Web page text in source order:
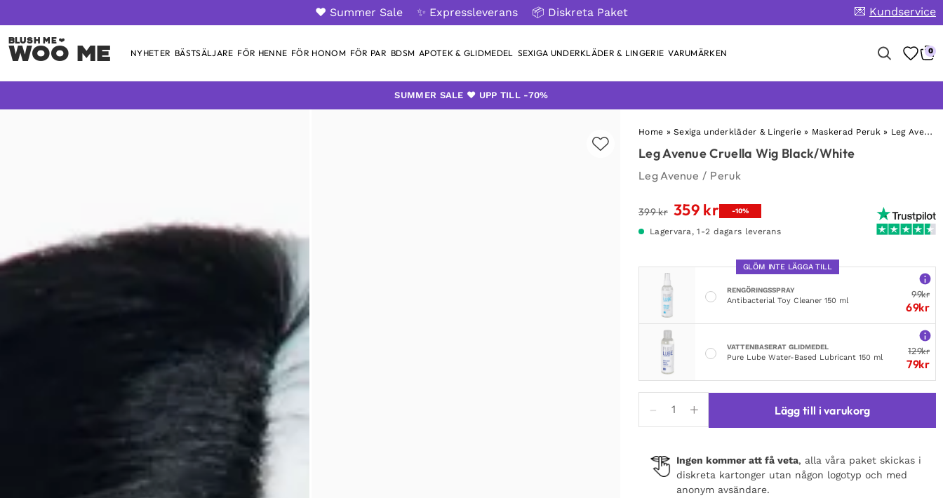
❤️ Summer Sale ✨ Expressleverans 📦 Diskreta Paket 💌 Kundservice
Woo Me NYHETER BÄSTSÄLJARE FÖR HENNE FÖR HONOM FÖR PAR BDSM APOTEK & GLIDMEDEL SEXIGA UNDERKLÄDER & LINGERIE VARUMÄRKEN 0
SUMMER SALE ❤️ UPP TILL -70%
Home »Sexiga underkläder & Lingerie» Maskerad Peruk» Leg Avenue Cruella Wig Black/White
Leg Avenue Cruella Wig Black/White
Leg Avenue / Peruk
399kr Det
399 kr.
359 krDet
priset
359 kr.
-10%
Lagervara, 1-2 dagars leverans
GLÖM INTE LÄGGA TILL
RENGÖRINGSSPRAY
Antibacterial Toy Cleaner 150 ml
99kr
69kr
VATTENBASERAT GLIDMEDEL
Pure Lube Water-Based Lubricant 150 ml
129kr
79kr
Avenue
Black/White
Lägg till i varukorg
Ingen kommer att få veta, alla våra paket skickas i
diskreta kartonger utan någon logotyp och med
anonym avsändare.